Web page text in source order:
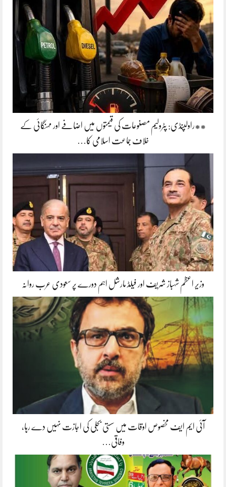
**راولپنڈی: پٹرولیم مصنوعات کی قیمتوں میں اضافے اور مہنگائی کے
خلاف جماعت اسلامی کا…
وزیر اعظم شہباز شریف اور فیلڈ مارشل اہم دورے پر سعودی عرب روانہ
آئی ایم ایف مخصوص اوقات میں سستی بجلی کی اجازت نہیں دے رہا،
وفاقی…